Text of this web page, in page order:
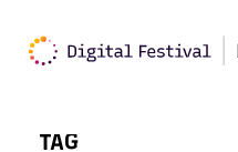
w STREFIE
TAG